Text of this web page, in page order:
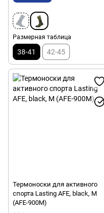
Размерная таблица
38-41 42-45
Термоноски для активного
спорта Lasting AFE, black, M
(AFE-900M)